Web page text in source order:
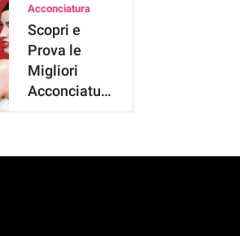
Editor
Acconciatura
Scopri e
Prova le
Migliori
Acconciature
per